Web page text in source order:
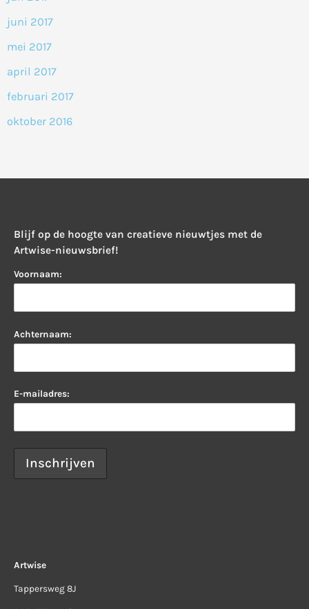
juni 2017
mei 2017
april 2017
februari 2017
oktober 2016
Blijf op de hoogte van creatieve nieuwtjes met de
Artwise-nieuwsbrief!
Voornaam:
Achternaam:
E-mailadres:
Artwise
Tappersweg 8J